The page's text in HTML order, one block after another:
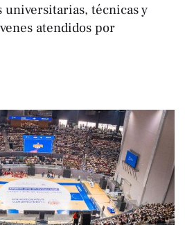
universitarias, técnicas y
atendidos por